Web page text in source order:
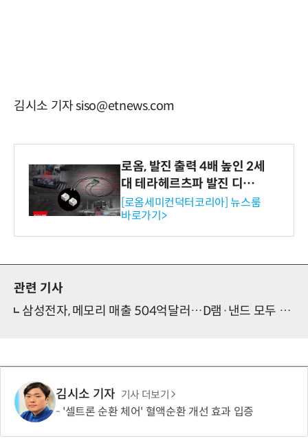
김시소 기자 siso@etnews.com
로옴, 발진 출력 4배 높인 2세
대 테라헤르츠파 발진 디바이
스 개발
[로옴세미컨덕터코리아] 뉴스룸
바로가기>
관련 기사
삼성전자, 메모리 매출 504억달러…D램·낸드 모두 신기록
김시소 기자 기사 더보기
'셀트론 순환 체어' 혈액순환 개선 효과 입증